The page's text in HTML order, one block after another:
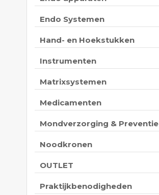
Endo Systemen
Hand- en Hoekstukken
Instrumenten
Matrixsystemen
Medicamenten
Mondverzorging & Preventie
Noodkronen
OUTLET
Praktijkbenodigheden